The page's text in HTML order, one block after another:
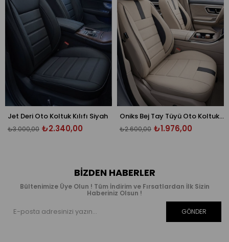
Oto Koltuk Kılıfı Siyah
₺2.340,00
Oniks Bej Tay Tüyü Oto Koltuk Kılıfı - Ön Arka 5 Koltuk Tam Set - Üniversal
₺1.976,00
₺2.600,00
BIZDEN HABERLER
Bültenimize Üye Olun ! Tüm İndirim ve Fırsatlardan İlk Sizin
Haberiniz Olsun !
GÖNDER